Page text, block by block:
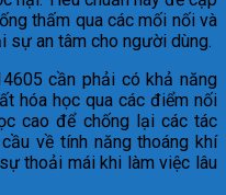
thấm qua các mối nối và
sự an tâm cho người dùng.
cần phải có khả năng
hóa học qua các điểm nối
cao để chống lại các tác
về tính năng thoáng khí
thoải mái khi làm việc lâu